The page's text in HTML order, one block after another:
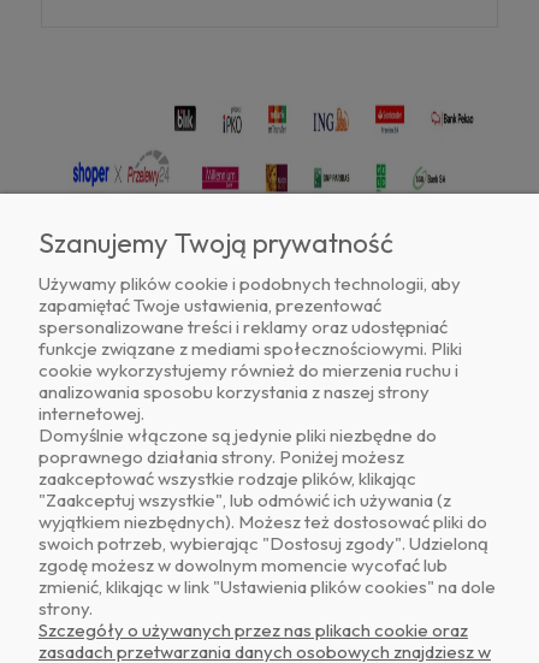
Znajdź nas na
O NAS
OBSŁUGA KLIENTA
POMOC
Szanujemy Twoją prywatność
Używamy plików cookie i podobnych technologii, aby
zapamiętać Twoje ustawienia, prezentować
spersonalizowane treści i reklamy oraz udostępniać
funkcje związane z mediami społecznościowymi. Pliki
cookie wykorzystujemy również do mierzenia ruchu i
analizowania sposobu korzystania z naszej strony
internetowej.
Domyślnie włączone są jedynie pliki niezbędne do
poprawnego działania strony. Poniżej możesz
zaakceptować wszystkie rodzaje plików, klikając
"Zaakceptuj wszystkie", lub odmówić ich używania (z
wyjątkiem niezbędnych). Możesz też dostosować pliki do
swoich potrzeb, wybierając "Dostosuj zgody". Udzieloną
zgodę możesz w dowolnym momencie wycofać lub
zmienić, klikając w link "Ustawienia plików cookies" na dole
strony.
Szczegóły o używanych przez nas plikach cookie oraz
zasadach przetwarzania danych osobowych znajdziesz w